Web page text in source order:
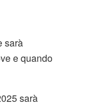
sarà
e quando
sarà